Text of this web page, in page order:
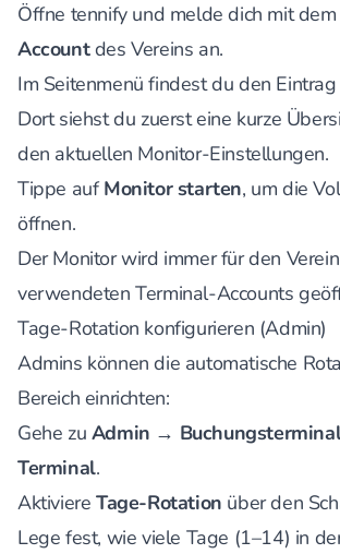
Öffne tennify und melde dich mit
Accountdes Vereins an.
Im Seitenmenü findest du den Eintrag
Dort siehst du zuerst eine kurze
den aktuellen Monitor-Einstellungen.
Tippe aufMonitor starten, um die
öffnen.
Der Monitor wird immer für den
verwendeten Terminal-Accounts
Tage-Rotation konfigurieren (Admin)
Admins können die automatische
Bereich einrichten:
Gehe zu Admin →
Terminal.
Aktiviere Tage-Rotation über den
Lege fest, wie viele Tage (1–14) in